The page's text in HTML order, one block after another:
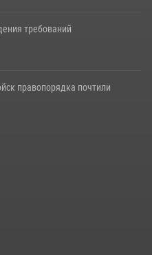
требований
правопорядка почтили